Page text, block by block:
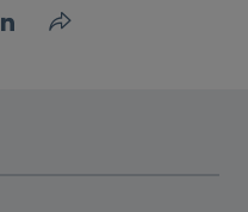
Teilen